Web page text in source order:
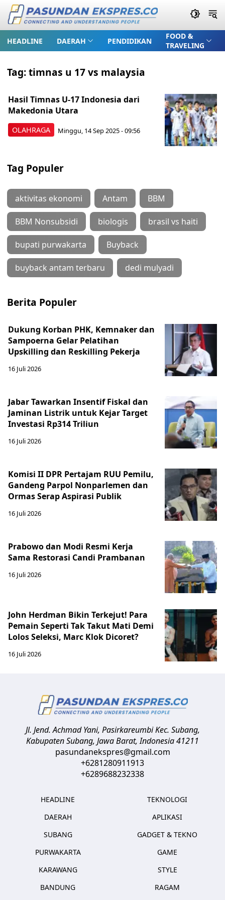
HEADLINE DAERAH PENDIDIKAN
FOOD &
TRAVELING
Tag:timnas u 17 vs malaysia
OLAHRAGA
Hasil Timnas U-17 Indonesia dari
Makedonia Utara
Minggu, 14 Sep 2025 - 09:56
Tag Populer
aktivitas ekonomi Antam BBM
BBM Nonsubsidi biologis brasil vs haiti
bupati purwakarta Buyback
buyback antam terbaru dedi mulyadi
Berita Populer
Dukung Korban PHK, Kemnaker dan
Sampoerna Gelar Pelatihan
Upskilling dan Reskilling Pekerja
16 Juli 2026
Jabar Tawarkan Insentif Fiskal dan
Jaminan Listrik untuk Kejar Target
Investasi Rp314 Triliun
16 Juli 2026
Komisi II DPR Pertajam RUU Pemilu,
Gandeng Parpol Nonparlemen dan
Ormas Serap Aspirasi Publik
16 Juli 2026
Prabowo dan Modi Resmi Kerja
Sama Restorasi Candi Prambanan
16 Juli 2026
John Herdman Bikin Terkejut! Para
Pemain Seperti Tak Takut Mati Demi
Lolos Seleksi, Marc Klok Dicoret?
16 Juli 2026
Jl. Jend. Achmad Yani, Pasirkareumbi Kec. Subang,
Kabupaten Subang, Jawa Barat,Indonesia41211
pasundanekspres@gmail.com
+6281280911913
+6289688232338
HEADLINE
DAERAH
SUBANG
PURWAKARTA
KARAWANG
BANDUNG
TEKNOLOGI
APLIKASI
GADGET & TEKNO
GAME
STYLE
RAGAM